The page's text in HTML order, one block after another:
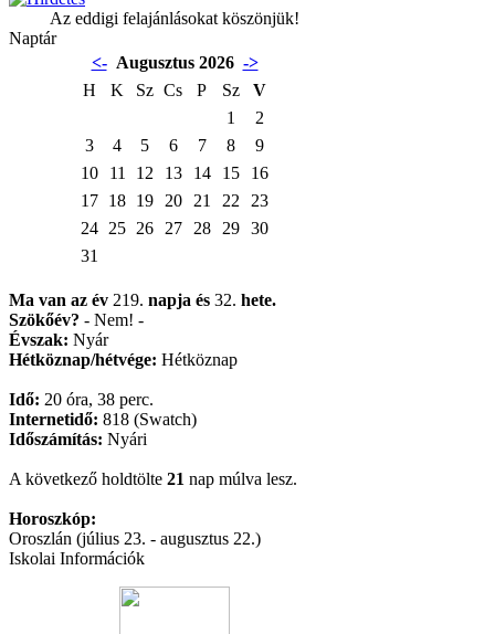
Az eddigi felajánlásokat köszönjük!
Naptár
<- Augusztus 2026 ->
H
K Sz Cs P Sz
V
1
2
3
4 5 6 7 8
9
10
11 12 13 14 15
16
17 18 19 20 21 22
23
24 25 26 27 28 29
30
31
Ma van az év 219. napja és 32. hete.
Szökőév? - Nem! -
Évszak: Nyár
Hétköznap/hétvége: Hétköznap
Idő: 20 óra, 38 perc.
Internetidő: 818 (Swatch)
Időszámítás: Nyári
A következő holdtölte 21 nap múlva lesz.
Horoszkóp:
Oroszlán (július 23. - augusztus 22.)
Iskolai Információk